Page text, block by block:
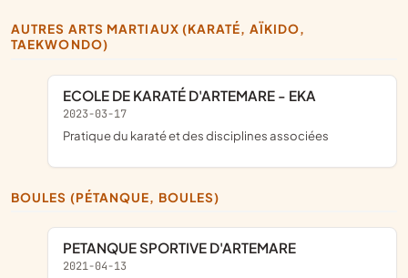
AUTRES ARTS MARTIAUX (KARATÉ, AÏKIDO,
TAEKWONDO)
ECOLE DE KARATÉ D'ARTEMARE - EKA
2023-03-17
pratique du karaté et des disciplines associées
BOULES (PÉTANQUE, BOULES)
PETANQUE SPORTIVE D'ARTEMARE
2021-04-13